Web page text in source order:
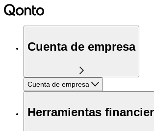
Cuenta de empresa
Cuenta de empresa
Herramientas